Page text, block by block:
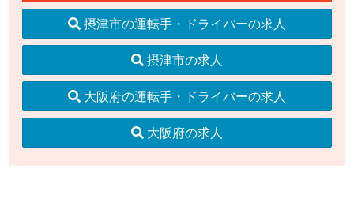
摂津市の運転手・ドライバーの求人
摂津市の求人
大阪府の運転手・ドライバーの求人
大阪府の求人